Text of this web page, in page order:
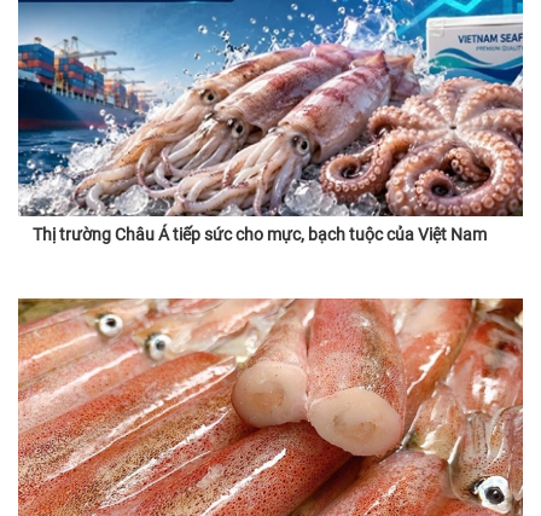
Thị trường Châu Á tiếp sức cho mực, bạch tuộc của Việt Nam